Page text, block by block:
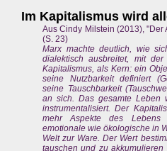
Im Kapitalismus wird
Aus Cindy Milstein (2013),
(S. 23)
Marx machte deutlich, wie
dialektisch ausbreitet, mit
Kapitalismus, als Kern: ein
seine Nutzbarkeit definiert
seine Tauschbarkeit
an sich. Das gesamte Leben
instrumentalisiert. Der
mehr Aspekte des Lebens
emotionale wie ökologische in
Welt zur Ware. Der Wert
tauschen und zu